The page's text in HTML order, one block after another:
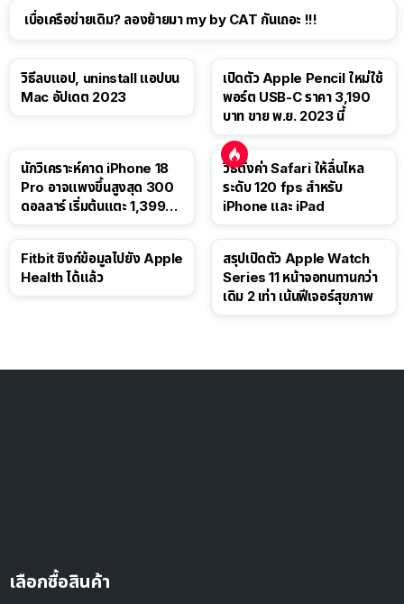
เบื่อเครือข่ายเดิม? ลองย้ายมา my by CAT กันเถอะ !!!
วิธีลบแอป, uninstall แอปบน
Mac อัปเดต 2023
เปิดตัว Apple Pencil ใหม่ใช้
พอร์ต USB-C ราคา 3,190
บาท ขาย พ.ย. 2023 นี้
นักวิเคราะห์คาด iPhone 18
Pro อาจแพงขึ้นสูงสุด 300
ดอลลาร์ เริ่มต้นแตะ 1,399
วิธีตั้งค่า Safari ให้ลื่นไหล
ระดับ 120 fps สำหรับ
iPhone และ iPad
Fitbit ซิงก์ข้อมูลไปยัง Apple
Health ได้แล้ว
สรุปเปิดตัว Apple Watch
Series 11 หน้าจอทนทานกว่า
เดิม 2 เท่า เน้นฟีเจอร์สุขภาพ
เลือกซื้อสินค้า